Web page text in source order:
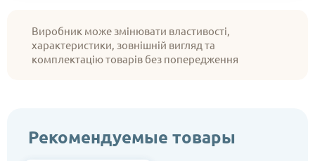
Виробник може змінювати властивості,
характеристики, зовнішній вигляд та
комплектацію товарів без попередження
Рекомендуемые товары